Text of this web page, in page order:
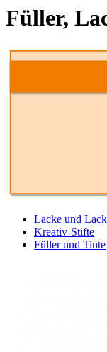
Füller,
Lacke und
Kreativ-Stifte
Füller und Tinte